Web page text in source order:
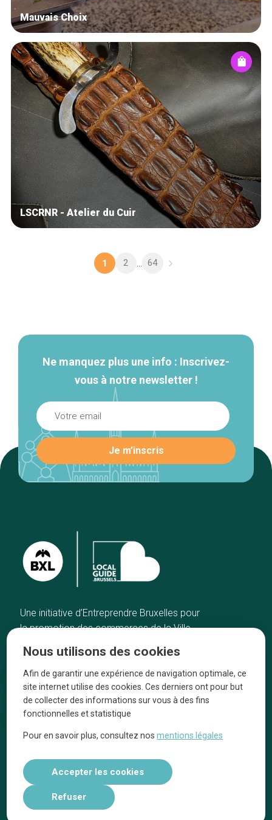
Mauvais Choix
LSCRNR - Atelier du Cuir
1 2 ... 64
Ne manquez plus une info : Inscrivez-
vous à notre newsletter !
Une initiative d’Entreprendre Bruxelles pour
la promotion des commerces de la Ville
Accueil
Bonnes adresses
Quartiers
Blog
Tops 10
Artisans
A propos
On parle de nous
Nous utilisons des cookies
Afin de garantir une expérience de navigation optimale, ce
site internet utilise des cookies. Ces derniers ont pour but
de collecter des informations sur vous à des fins
fonctionnelles et statistique
Pour en savoir plus, consultez nosmentions légales
Accepter les cookies
Refuser